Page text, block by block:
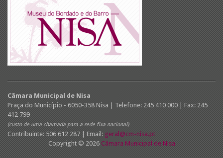
Câmara Municipal de Nisa
Praça do Município - 6050-358 Nisa | Telefone: 245 410 000 | Fax: 245
412 799
(custo de uma chamada para a rede fixa nacional)
Contribuinte: 506 612 287 | Email: geral@cm-nisa.pt
Copyright © 2026 Câmara Municipal de Nisa